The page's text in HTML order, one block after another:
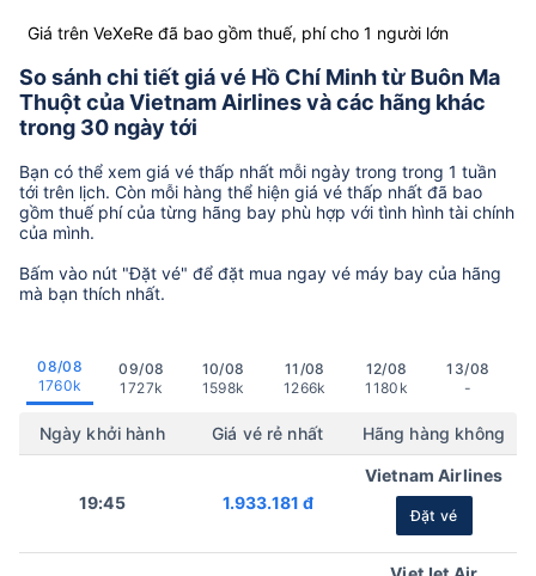
Giá trên VeXeRe đã bao gồm thuế, phí cho 1 người lớn
So sánh chi tiết giá vé Hồ Chí Minh từ Buôn Ma
Thuột của Vietnam Airlines và các hãng khác
trong 30 ngày tới
Bạn có thể xem giá vé thấp nhất mỗi ngày trong trong 1 tuần
tới trên lịch. Còn mỗi hàng thể hiện giá vé thấp nhất đã bao
gồm thuế phí của từng hãng bay phù hợp với tình hình tài chính
của mình.
Bấm vào nút "Đặt vé" để đặt mua ngay vé máy bay của hãng
mà bạn thích nhất.
08/08
1760k
09/08
1727k
10/08
1598k
11/08
1266k
12/08
1180k
13/08
-
Ngày khởi hành Giá vé rẻ nhất Hãng hàng không
19:45 1.933.181 đ
Vietnam Airlines
Đặt vé